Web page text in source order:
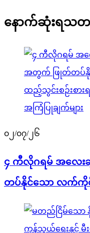
နောက်ဆုံးရသတင်
၀၂/၀၇/၂၆
၄ ကီလိုဂရမ် အလေး
တပ်နိုင်သော လက်ကိုင်